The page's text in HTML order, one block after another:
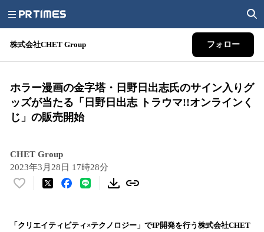
株式会社CHET Group フォロー
ホラー漫画の金字塔・日野日出志氏のサイン入りグ
ッズが当たる「日野日出志 トラウマ!!オンラインく
じ」の販売開始
CHET Group
2023年3月28日 17時28分
い
！
「クリエイティビティ×テクノロジー」でIP開発を行う株式会社CHET